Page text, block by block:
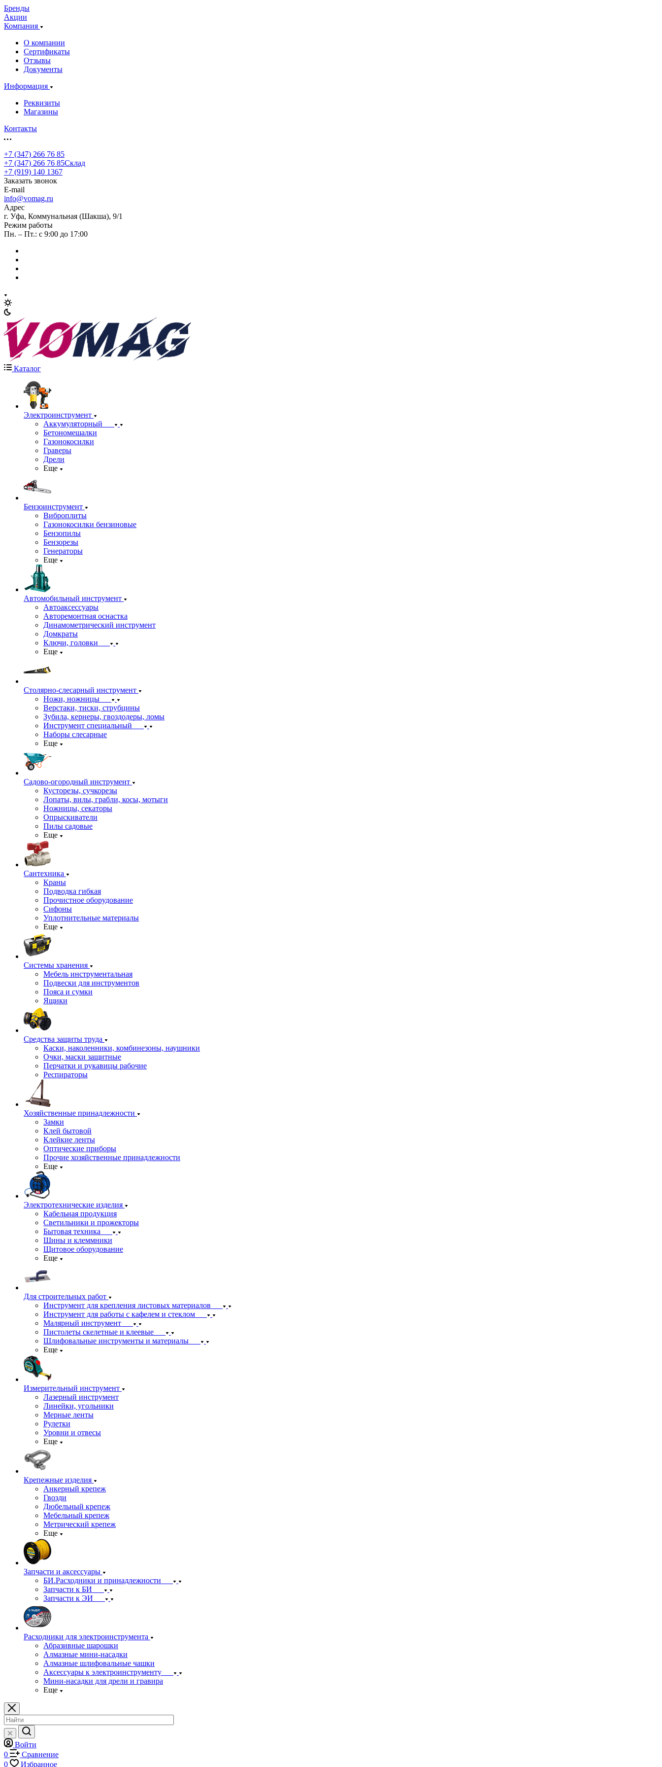
Бренды
Акции
Компания
О компании
Сертификаты
Отзывы
Документы
Информация
Реквизиты
Магазины
Контакты
+7 (347) 266 76 85
+7 (347) 266 76 85Склад
+7 (919) 140 1367
Заказать звонок
E-mail
info@vomag.ru
Адрес
г. Уфа, Коммунальная (Шакша), 9/1
Режим работы
Пн. – Пт.: с 9:00 до 17:00
Каталог
Электроинструмент
Аккумуляторный
Бетономешалки
Газонокосилки
Граверы
Дрели
Еще
Бензоинструмент
Виброплиты
Газонокосилки бензиновые
Бензопилы
Бензорезы
Генераторы
Еще
Автомобильный инструмент
Автоаксессуары
Авторемонтная оснастка
Динамометрический инструмент
Домкраты
Ключи, головки
Еще
Столярно-слесарный инструмент
Ножи, ножницы
Верстаки, тиски, струбцины
Зубила, кернеры, гвоздодеры, ломы
Инструмент специальный
Наборы слесарные
Еще
Садово-огородный инструмент
Кусторезы, сучкорезы
Лопаты, вилы, грабли, косы, мотыги
Ножницы, секаторы
Опрыскиватели
Пилы садовые
Еще
Сантехника
Краны
Подводка гибкая
Прочистное оборудование
Сифоны
Уплотнительные материалы
Еще
Системы хранения
Мебель инструментальная
Подвески для инструментов
Пояса и сумки
Ящики
Средства защиты труда
Каски, наколенники, комбинезоны, наушники
Очки, маски защитные
Перчатки и рукавицы рабочие
Респираторы
Хозяйственные принадлежности
Замки
Клей бытовой
Клейкие ленты
Оптические приборы
Прочие хозяйственные принадлежности
Еще
Электротехнические изделия
Кабельная продукция
Светильники и прожекторы
Бытовая техника
Шины и клеммники
Щитовое оборудование
Еще
Для строительных работ
Инструмент для крепления листовых материалов
Инструмент для работы с кафелем и стеклом
Малярный инструмент
Пистолеты скелетные и клеевые
Шлифовальные инструменты и материалы
Еще
Измерительный инструмент
Лазерный инструмент
Линейки, угольники
Мерные ленты
Рулетки
Уровни и отвесы
Еще
Крепежные изделия
Анкерный крепеж
Гвозди
Дюбельный крепеж
Мебельный крепеж
Метрический крепеж
Еще
Запчасти и аксессуары
БИ.Расходники и принадлежности
Запчасти к БИ
Запчасти к ЭИ
Расходники для электроинструмента
Абразивные шарошки
Алмазные мини-насадки
Алмазные шлифовальные чашки
Аксессуары к электроинструменту
Мини-насадки для дрели и гравира
Еще
Войти
0
Сравнение
0
Избранное